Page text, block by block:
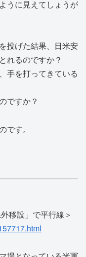
うに見えてしょうが
投げた結果、日米安
れるのですか？
手を打ってきている
ですか？
です。
移設」で平行線＞